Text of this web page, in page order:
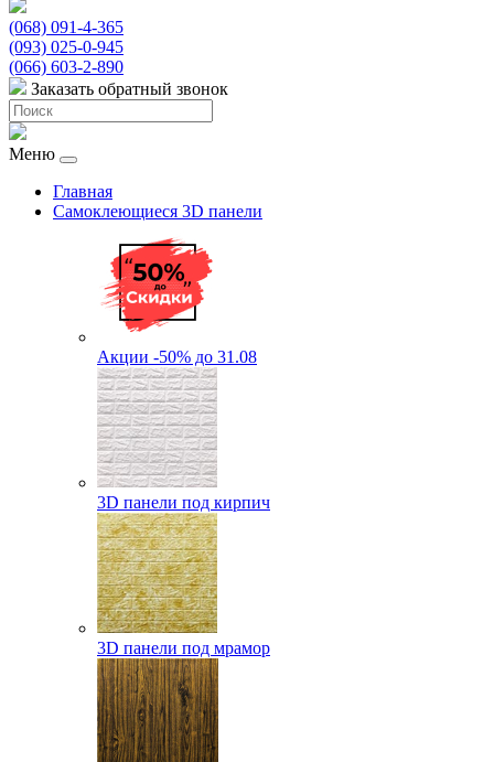
(068) 091-4-365
(093) 025-0-945
(066) 603-2-890
Заказать обратный звонок
Меню
Главная
Самоклеющиеся 3D панели
Акции -50% до 31.08
3D панели под кирпич
3D панели под мрамор